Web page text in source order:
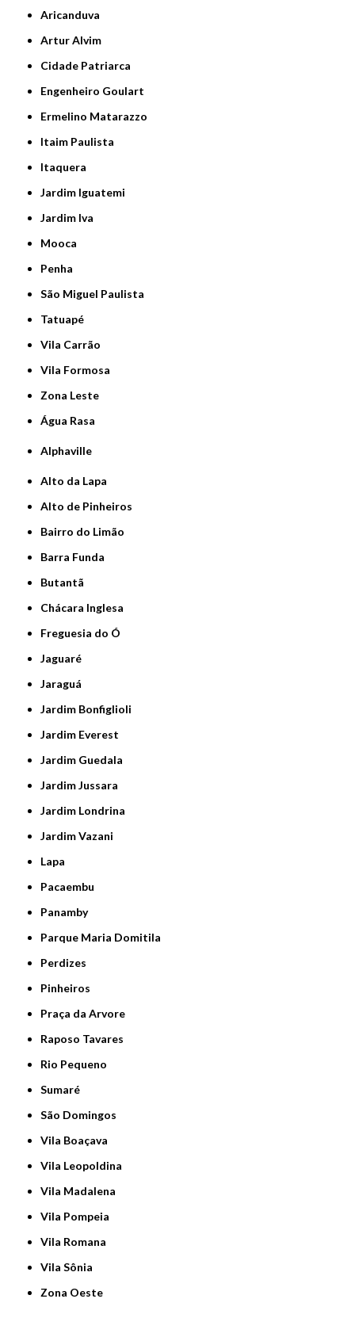
Aricanduva
Artur Alvim
Cidade Patriarca
Engenheiro Goulart
Ermelino Matarazzo
Itaim Paulista
Itaquera
Jardim Iguatemi
Jardim Iva
Mooca
Penha
São Miguel Paulista
Tatuapé
Vila Carrão
Vila Formosa
Zona Leste
Água Rasa
Alphaville
Alto da Lapa
Alto de Pinheiros
Bairro do Limão
Barra Funda
Butantã
Chácara Inglesa
Freguesia do Ó
Jaguaré
Jaraguá
Jardim Bonfiglioli
Jardim Everest
Jardim Guedala
Jardim Jussara
Jardim Londrina
Jardim Vazani
Lapa
Pacaembu
Panamby
Parque Maria Domitila
Perdizes
Pinheiros
Praça da Arvore
Raposo Tavares
Rio Pequeno
Sumaré
São Domingos
Vila Boaçava
Vila Leopoldina
Vila Madalena
Vila Pompeia
Vila Romana
Vila Sônia
Zona Oeste